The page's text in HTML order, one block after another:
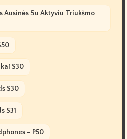
Ausinės Su Aktyviu Triukšmo
S30
S30
S31
- P50